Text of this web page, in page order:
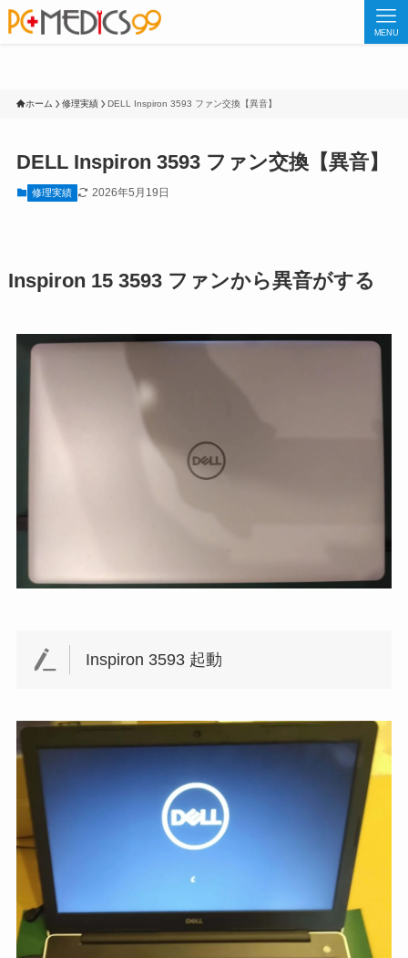
MENU
ホーム 修理実績 DELL Inspiron 3593 ファン交換【異音】
DELL Inspiron 3593 ファン交換【異音】
修理実績 2026年5月19日
Inspiron 15 3593 ファンから異音がする
Inspiron 3593 起動